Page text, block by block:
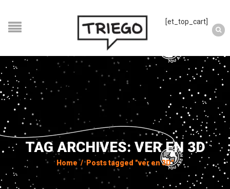
[et_top_cart]
TAG ARCHIVES: VER EN 3D
Home / Posts tagged "ver en 3D"